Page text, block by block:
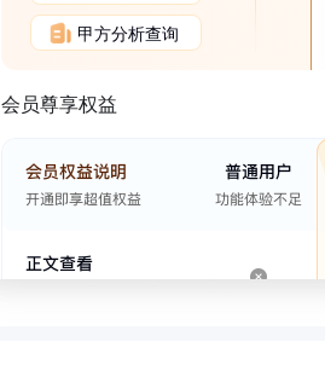
甲方分析查询
会员尊享权益